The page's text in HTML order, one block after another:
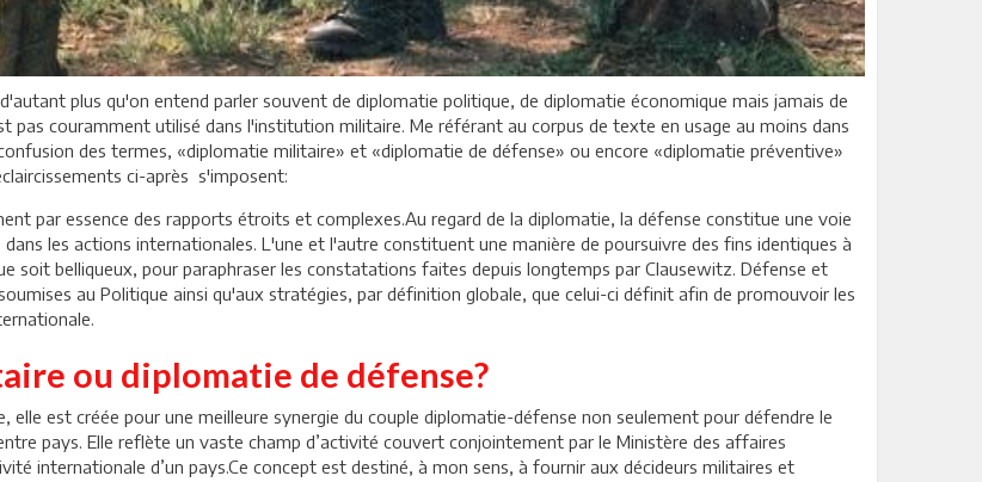
plus qu'on entend parler souvent de diplomatie politique, de diplomatie économique mais jamais de
pas couramment utilisé dans l'institution militaire. Me référant au corpus de texte en usage au moins dans
des termes, «diplomatie militaire» et «diplomatie de défense» ou encore «diplomatie préventive»
ci-après s'imposent:
par essence des rapports étroits et complexes.Au regard de la diplomatie, la défense constitue une voie
les actions internationales. L'une et l'autre constituent une manière de poursuivre des fins identiques à
soit belliqueux, pour paraphraser les constatations faites depuis longtemps par Clausewitz. Défense et
au Politique ainsi qu'aux stratégies, par définition globale, que celui-ci définit afin de promouvoir les
ou diplomatie de défense?
est créée pour une meilleure synergie du couple diplomatie-défense non seulement pour défendre le
pays. Elle reflète un vaste champ d’activité couvert conjointement par le Ministère des affaires
internationale d’un pays.Ce concept est destiné, à mon sens, à fournir aux décideurs militaires et